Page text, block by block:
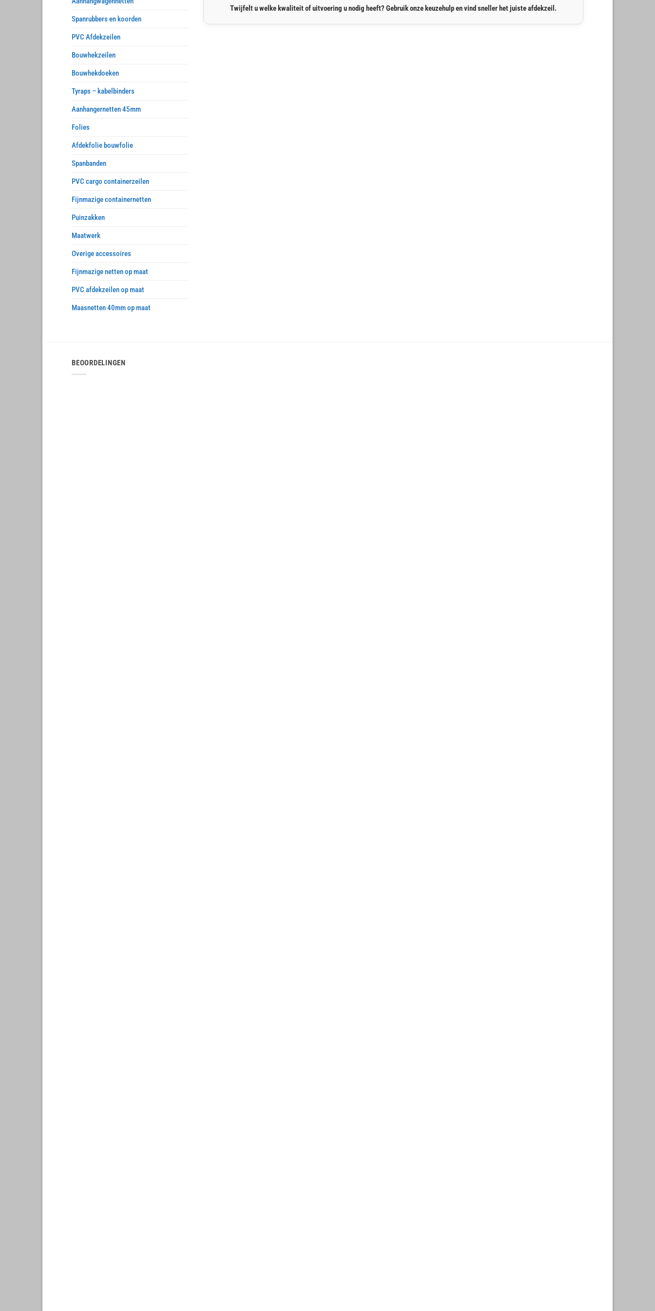
Spanrubbers en koorden
PVC Afdekzeilen
Bouwhekzeilen
Bouwhekdoeken
Tyraps – kabelbinders
Aanhangernetten 45mm
Folies
Afdekfolie bouwfolie
Spanbanden
PVC cargo containerzeilen
Fijnmazige containernetten
Puinzakken
Maatwerk
Overige accessoires
Fijnmazige netten op maat
PVC afdekzeilen op maat
Maasnetten 40mm op maat
Twijfelt u welke kwaliteit of uitvoering u nodig heeft? Gebruik onze keuzehulp en vind sneller het juiste afdekzeil.
BEOORDELINGEN